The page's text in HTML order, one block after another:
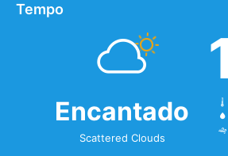
Tempo
Encantado
Scattered Clouds